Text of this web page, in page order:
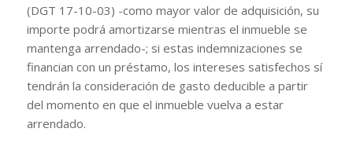
(DGT 17-10-03) -como mayor valor de adquisición, su
importe podrá amortizarse mientras el inmueble se
mantenga arrendado-; si estas indemnizaciones se
financian con un préstamo, los intereses satisfechos sí
tendrán la consideración de gasto deducible a partir
del momento en que el inmueble vuelva a estar
arrendado.​